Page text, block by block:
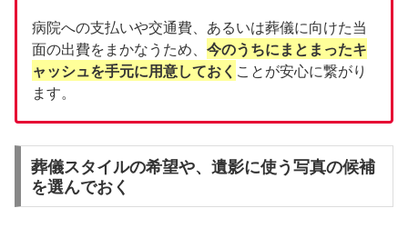
病院への支払いや交通費、あるいは葬儀に向けた当
面の出費をまかなうため、 今のうちにまとまったキ
ャッシュを手元に用意しておく ことが安心に繋がり
ます。
葬儀スタイルの希望や、遺影に使う写真の候補
を選んでおく